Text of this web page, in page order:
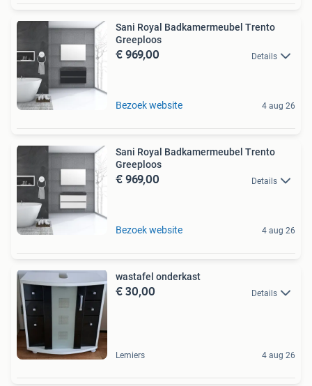
Sani Royal Badkamermeubel Trento
Greeploos
€ 969,00 Details
Bezoek website 4 aug 26
Sani Royal Badkamermeubel Trento
Greeploos
€ 969,00 Details
Bezoek website 4 aug 26
wastafel onderkast
€ 30,00 Details
Lemiers 4 aug 26